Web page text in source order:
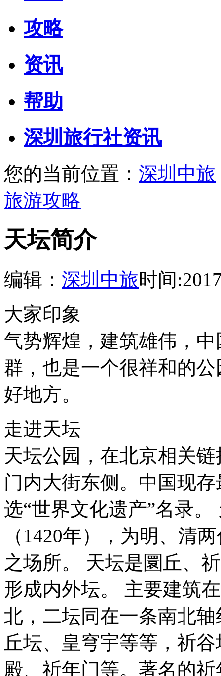
攻略
资讯
帮助
深圳旅行社资讯
您的当前位置： 深圳中旅
旅游攻略
天坛简介
编辑： 深圳中旅时间
大家印象
气势辉煌，建筑雄伟，
群，也是一个很祥和的
好地方。
走进天坛
天坛公园，在北京相关
门内大街东侧。中国现
选“世界文化遗产”名录
（1420年），为明、清
之场所。 天坛是圜丘、
形成内外坛。 主要建筑
北，二坛同在一条南北
丘坛、皇穹宇等等，祈
殿、祈年门等。著名的